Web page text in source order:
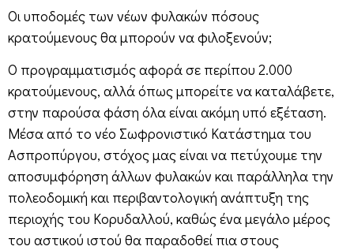
Οι υποδομές των νέων φυλακών πόσους
κρατούμενους θα μπορούν να φιλοξενούν;
Ο προγραμματισμός αφορά σε περίπου 2.000
κρατούμενους, αλλά όπως μπορείτε να καταλάβετε,
στην παρούσα φάση όλα είναι ακόμη υπό εξέταση.
Μέσα από το νέο Σωφρονιστικό Κατάστημα του
Ασπροπύργου, στόχος μας είναι να πετύχουμε την
αποσυμφόρηση άλλων φυλακών και παράλληλα την
πολεοδομική και περιβαντολογική ανάπτυξη της
περιοχής του Κορυδαλλού, καθώς ένα μεγάλο μέρος
του αστικού ιστού θα παραδοθεί πια στους